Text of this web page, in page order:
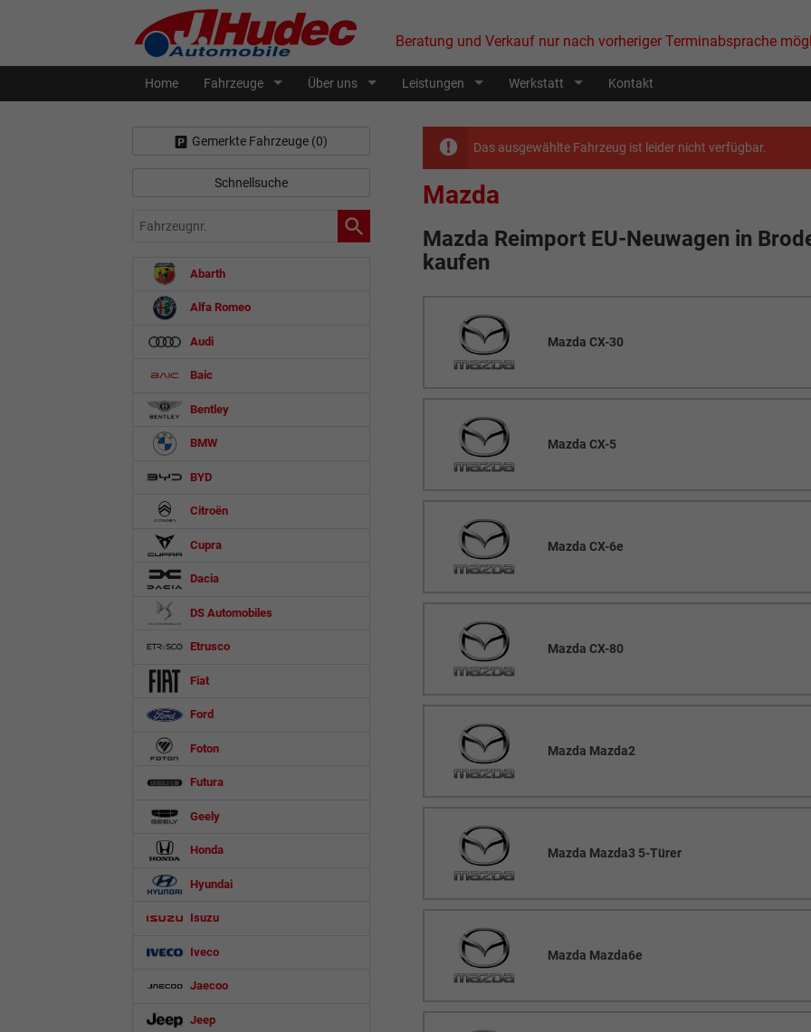
Beratung und Verkauf nur nach vorheriger Terminabsprache
Home Fahrzeuge Über uns Leistungen Werkstatt Kontakt
Das ausgewählte Fahrzeug ist leider nicht verfügbar.
Mazda
Mazda Reimport EU-Neuwagen in
kaufen
Mazda CX-30
Mazda CX-5
Mazda CX-6e
Mazda CX-80
Mazda Mazda2
Mazda Mazda3 5-Türer
Mazda Mazda6e
Gemerkte Fahrzeuge (0)
Schnellsuche
Fahrzeugnr.
Abarth
Alfa Romeo
Audi
Baic
Bentley
BMW
BYD
Citroën
Cupra
Dacia
DS Automobiles
Etrusco
Fiat
Ford
Foton
Futura
Geely
Honda
Hyundai
Isuzu
Iveco
Jaecoo
Jeep